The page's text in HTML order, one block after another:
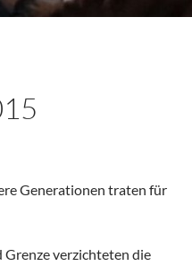
Generationen traten für
Grenze verzichteten die